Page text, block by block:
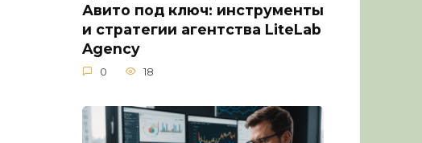
Авито под ключ: инструменты
и стратегии агентства LiteLab
Agency
0 18